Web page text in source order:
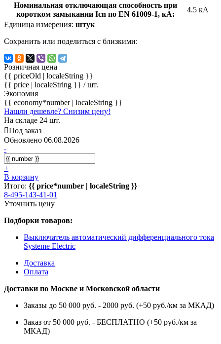
Номинальная отключающая способность при
коротком замыкании Icn по EN 61009-1, кА:
4.5 кА
Единица измерения: штук
Сохранить или поделиться с близкими:
Розничная цена
{{ priceOld | localeString }}
{{ price | localeString }} / шт.
Экономия
{{ economy*number | localeString }}
Нашли дешевле? Снизим цену!
На складе 24 шт.
Под заказ
Обновлено 06.08.2026
-
+
В корзину
Итого: {{ price*number | localeString }}
8-495-143-41-01
Уточнить цену
Подборки товаров:
Выключатель автоматический дифференциального тока
Systeme Electric
Доставка
Оплата
Доставки по Москве и Московской области
Заказы до 50 000 руб. - 2000 руб. (+50 руб./км за МКАД)
Заказ от 50 000 руб. - БЕСПЛАТНО (+50 руб./км за
МКАД)